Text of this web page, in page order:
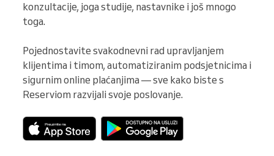
konzultacije, joga studije, nastavnike i još mnogo
toga.
Pojednostavite svakodnevni rad upravljanjem
klijentima i timom, automatiziranim podsjetnicima i
sigurnim online plaćanjima — sve kako biste s
Reserviom razvijali svoje poslovanje.